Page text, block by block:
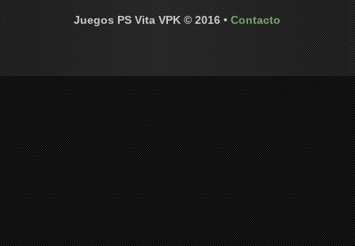
Juegos PS Vita VPK © 2016•Contacto